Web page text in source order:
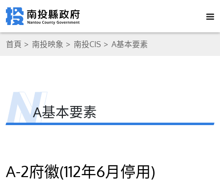
首頁 南投映象 南投CIS A基本要素
A基本要素
A-2府徽(112年6月停用)